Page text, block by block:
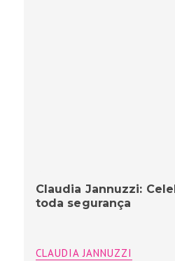
Claudia Jannuzzi:
toda segurança
CLAUDIA JANNUZZI